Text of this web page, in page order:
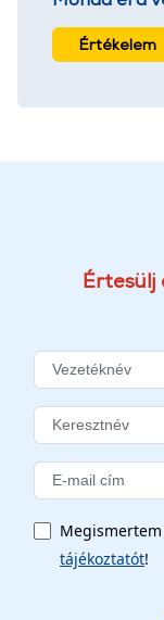
Értékelem
Értesülj
tájékoztatót!